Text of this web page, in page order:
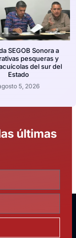
SEGOB Sonora a
pesqueras y
del sur del
Estado
5, 2026
últimas